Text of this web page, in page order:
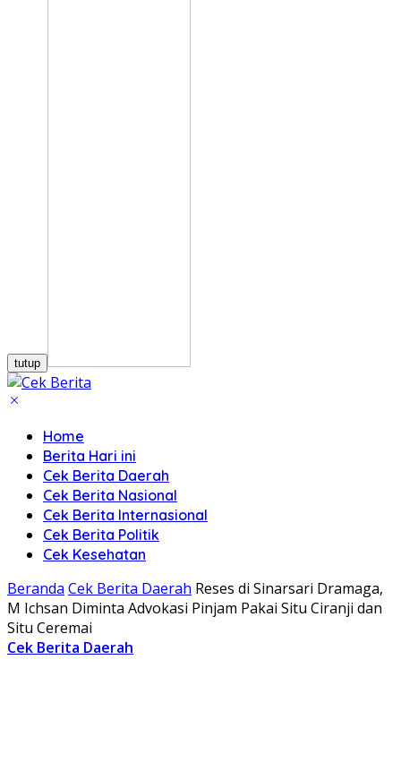
tutup
Home
Berita Hari ini
Cek Berita Daerah
Cek Berita Nasional
Cek Berita Internasional
Cek Berita Politik
Cek Kesehatan
Beranda Cek Berita Daerah Reses di Sinarsari Dramaga,
M Ichsan Diminta Advokasi Pinjam Pakai Situ Ciranji dan
Situ Ceremai
Cek Berita Daerah